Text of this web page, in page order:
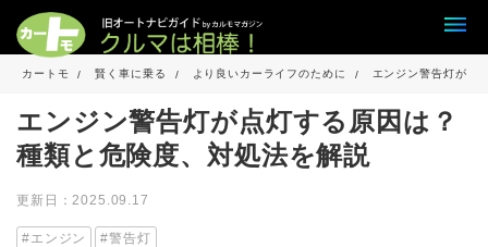
カートモ 賢く車に乗る より良いカーライフのために エンジン警告灯が点
エンジン警告灯が点灯する原因は？
種類と危険度、対処法を解説
更新日：2025.09.17
エンジン 警告灯